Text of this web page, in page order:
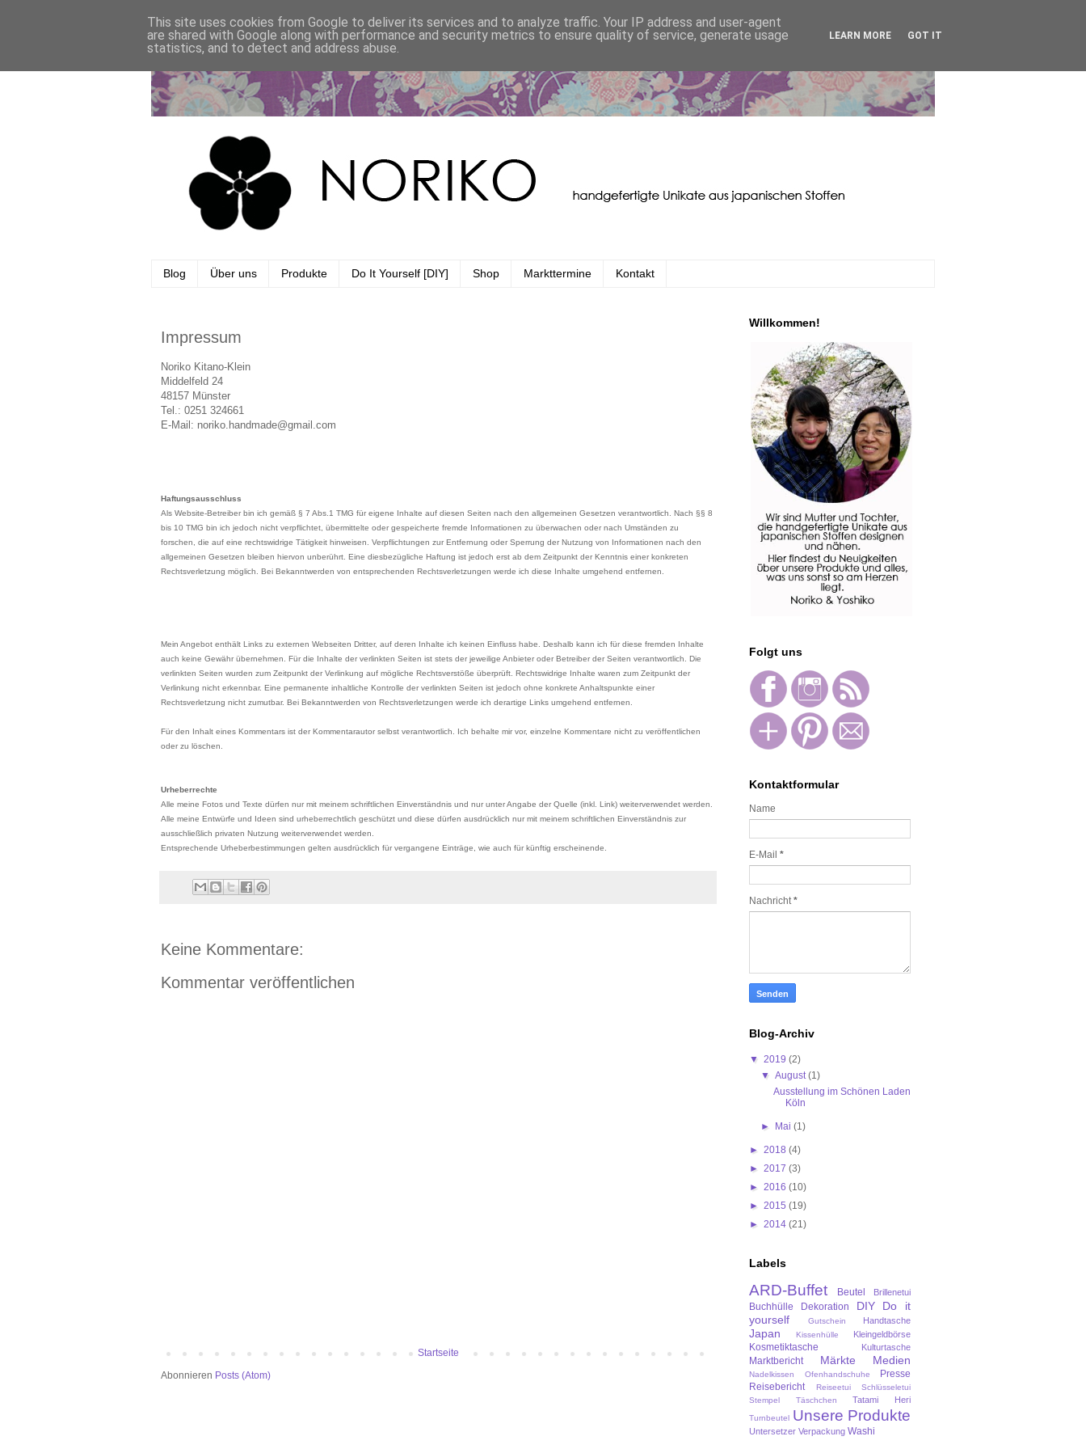
Blog Über uns Produkte Do It Yourself [DIY] Shop Markttermine Kontakt
Impressum
Noriko Kitano-Klein
Middelfeld 24
48157 Münster
Tel.: 0251 324661
E-Mail: noriko.handmade@gmail.com
Haftungsausschluss
Als Website-Betreiber bin ich gemäß § 7 Abs.1 TMG für eigene Inhalte auf diesen Seiten nach den allgemeinen Gesetzen verantwortlich. Nach §§ 8
bis 10 TMG bin ich jedoch nicht verpflichtet, übermittelte oder gespeicherte fremde Informationen zu überwachen oder nach Umständen zu
forschen, die auf eine rechtswidrige Tätigkeit hinweisen. Verpflichtungen zur Entfernung oder Sperrung der Nutzung von Informationen nach den
allgemeinen Gesetzen bleiben hiervon unberührt. Eine diesbezügliche Haftung ist jedoch erst ab dem Zeitpunkt der Kenntnis einer konkreten
Rechtsverletzung möglich. Bei Bekanntwerden von entsprechenden Rechtsverletzungen werde ich diese Inhalte umgehend entfernen.
Mein Angebot enthält Links zu externen Webseiten Dritter, auf deren Inhalte ich keinen Einfluss habe. Deshalb kann ich für diese fremden Inhalte
auch keine Gewähr übernehmen. Für die Inhalte der verlinkten Seiten ist stets der jeweilige Anbieter oder Betreiber der Seiten verantwortlich. Die
verlinkten Seiten wurden zum Zeitpunkt der Verlinkung auf mögliche Rechtsverstöße überprüft. Rechtswidrige Inhalte waren zum Zeitpunkt der
Verlinkung nicht erkennbar. Eine permanente inhaltliche Kontrolle der verlinkten Seiten ist jedoch ohne konkrete Anhaltspunkte einer
Rechtsverletzung nicht zumutbar. Bei Bekanntwerden von Rechtsverletzungen werde ich derartige Links umgehend entfernen.
Für den Inhalt eines Kommentars ist der Kommentarautor selbst verantwortlich. Ich behalte mir vor, einzelne Kommentare nicht zu veröffentlichen
oder zu löschen.
Urheberrechte
Alle meine Fotos und Texte dürfen nur mit meinem schriftlichen Einverständnis und nur unter Angabe der Quelle (inkl. Link) weiterverwendet werden.
Alle meine Entwürfe und Ideen sind urheberrechtlich geschützt und diese dürfen ausdrücklich nur mit meinem schriftlichen Einverständnis zur
ausschließlich privaten Nutzung weiterverwendet werden.
Entsprechende Urheberbestimmungen gelten ausdrücklich für vergangene Einträge, wie auch für künftig erscheinende.
Keine Kommentare:
Kommentar veröffentlichen
Startseite
Abonnieren Posts (Atom)
Willkommen!
Folgt uns
Kontaktformular
Name
E-Mail *
Nachricht *
Blog-Archiv
▼ 2019 (2)
▼August(1)
Ausstellung im Schönen Laden
Köln
► Mai(1)
► 2018 (4)
► 2017 (3)
► 2016 (10)
► 2015 (19)
► 2014 (21)
Labels
ARD-Buffet Beutel Brillenetui
Buchhülle Dekoration DIY
Do it
yourself
Gutschein Handtasche
Japan Kissenhülle Kleingeldbörse
Kosmetiktasche Kulturtasche
Marktbericht Märkte Medien
Nadelkissen Ofenhandschuhe
Presse
Reisebericht
Reiseetui
Schlüsseletui
Stempel
Täschchen Tatami Heri
Turnbeutel Unsere Produkte
Untersetzer Verpackung Washi
This site uses cookies from Google to deliver its services and to analyze traffic. Your IP address and user-agent
are shared with Google along with performance and security metrics to ensure quality of service, generate usage
statistics, and to detect and address abuse.
LEARN MORE GOT IT